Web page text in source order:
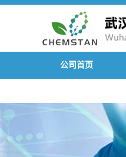
公司首页